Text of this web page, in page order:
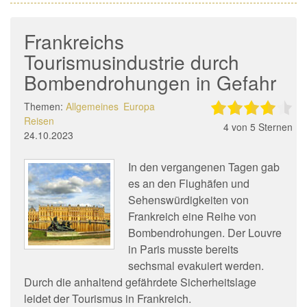
Frankreichs
Tourismusindustrie durch
Bombendrohungen in Gefahr
Themen: Allgemeines Europa
Reisen
24.10.2023
4von 5 Sternen
In den vergangenen Tagen gab
es an den Flughäfen und
Sehenswürdigkeiten von
Frankreich eine Reihe von
Bombendrohungen. Der Louvre
in Paris musste bereits
sechsmal evakuiert werden.
Durch die anhaltend gefährdete Sicherheitslage
leidet der Tourismus in Frankreich.